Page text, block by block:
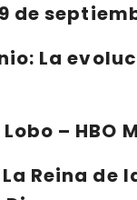
de
La
– HBO
La Reina de